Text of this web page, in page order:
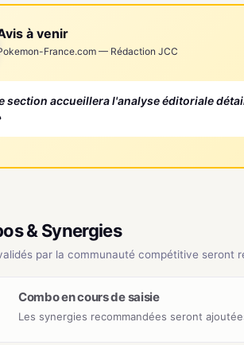
à venir
France.com — Rédaction JCC
section accueillera l'analyse éditoriale
& Synergies
par la communauté compétitive seront
Combo en cours de saisie
Les synergies recommandées seront